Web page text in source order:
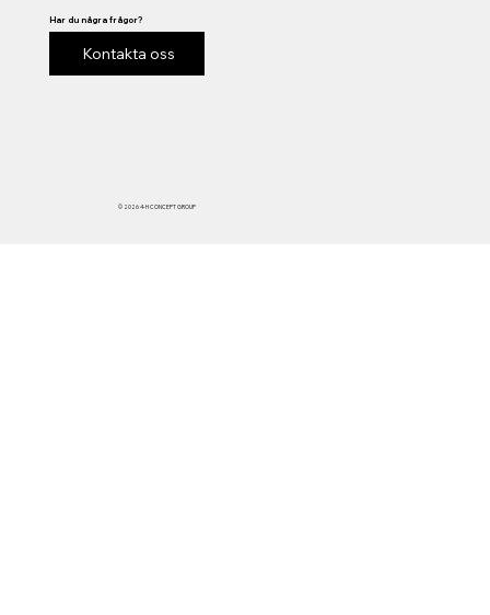
© 2026 4-H CONCEPT GROUP
Har du några frågor?
Kontakta oss